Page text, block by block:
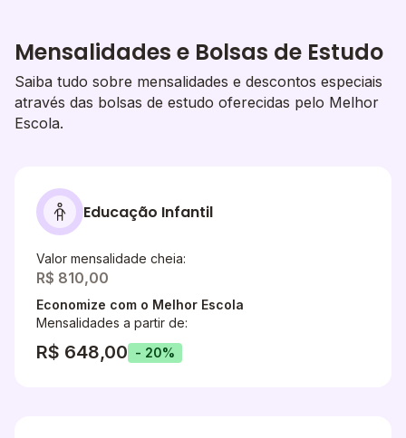
Mensalidades e Bolsas de Estudo
Saiba tudo sobre mensalidades e descontos especiais
através das bolsas de estudo oferecidas pelo Melhor
Escola.
Educação Infantil
Valor mensalidade cheia:
R$ 810,00
Economize com o Melhor Escola
Mensalidades a partir de:
R$ 648,00 - 20%